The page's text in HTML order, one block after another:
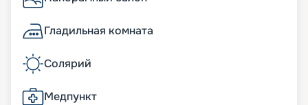
Гладильная комната
Солярий
Медпункт